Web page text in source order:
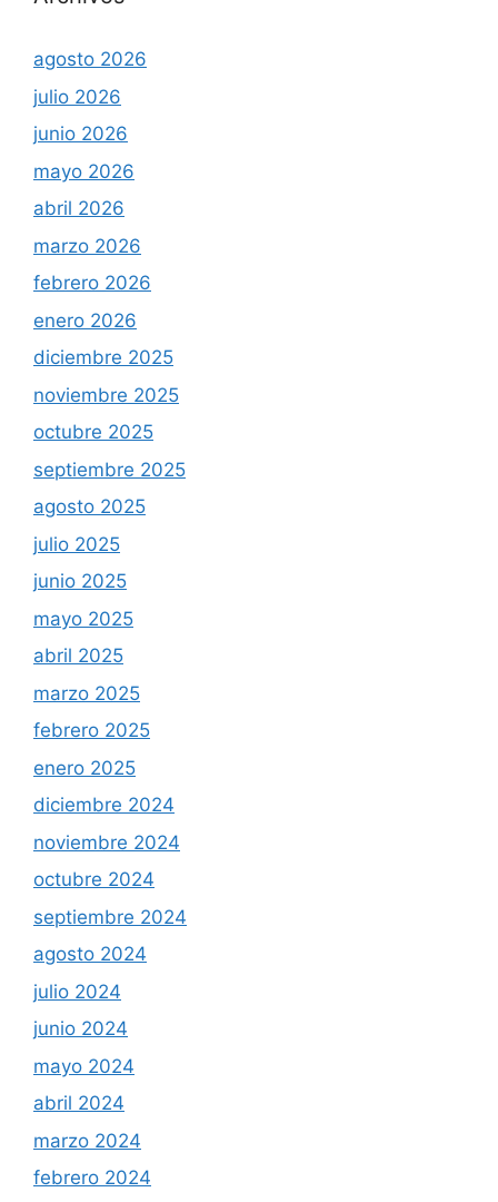
agosto 2026
julio 2026
junio 2026
mayo 2026
abril 2026
marzo 2026
febrero 2026
enero 2026
diciembre 2025
noviembre 2025
octubre 2025
septiembre 2025
agosto 2025
julio 2025
junio 2025
mayo 2025
abril 2025
marzo 2025
febrero 2025
enero 2025
diciembre 2024
noviembre 2024
octubre 2024
septiembre 2024
agosto 2024
julio 2024
junio 2024
mayo 2024
abril 2024
marzo 2024
febrero 2024